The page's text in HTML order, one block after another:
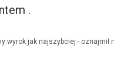
.
wyrok jak najszybciej -